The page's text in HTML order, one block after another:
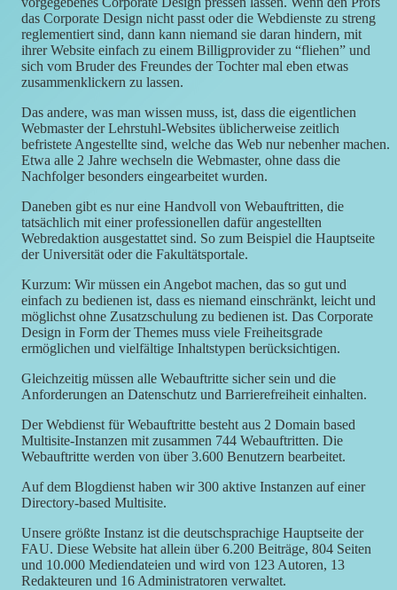
das Corporate Design nicht passt oder die Webdienste zu streng
reglementiert sind, dann kann niemand sie daran hindern, mit
ihrer Website einfach zu einem Billigprovider zu “fliehen” und
sich vom Bruder des Freundes der Tochter mal eben etwas
zusammenklickern zu lassen.
Das andere, was man wissen muss, ist, dass die eigentlichen
Webmaster der Lehrstuhl-Websites üblicherweise zeitlich
befristete Angestellte sind, welche das Web nur nebenher machen.
Etwa alle 2 Jahre wechseln die Webmaster, ohne dass die
Nachfolger besonders eingearbeitet wurden.
Daneben gibt es nur eine Handvoll von Webauftritten, die
tatsächlich mit einer professionellen dafür angestellten
Webredaktion ausgestattet sind. So zum Beispiel die Hauptseite
der Universität oder die Fakultätsportale.
Kurzum: Wir müssen ein Angebot machen, das so gut und
einfach zu bedienen ist, dass es niemand einschränkt, leicht und
möglichst ohne Zusatzschulung zu bedienen ist. Das Corporate
Design in Form der Themes muss viele Freiheitsgrade
ermöglichen und vielfältige Inhaltstypen berücksichtigen.
Gleichzeitig müssen alle Webauftritte sicher sein und die
Anforderungen an Datenschutz und Barrierefreiheit einhalten.
Der Webdienst für Webauftritte besteht aus 2 Domain based
Multisite-Instanzen mit zusammen 744 Webauftritten. Die
Webauftritte werden von über 3.600 Benutzern bearbeitet.
Auf dem Blogdienst haben wir 300 aktive Instanzen auf einer
Directory-based Multisite.
Unsere größte Instanz ist die deutschsprachige Hauptseite der
FAU. Diese Website hat allein über 6.200 Beiträge, 804 Seiten
und 10.000 Mediendateien und wird von 123 Autoren, 13
Redakteuren und 16 Administratoren verwaltet.